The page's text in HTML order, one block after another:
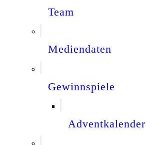
Team
Mediendaten
Gewinnspiele
Adventkalender